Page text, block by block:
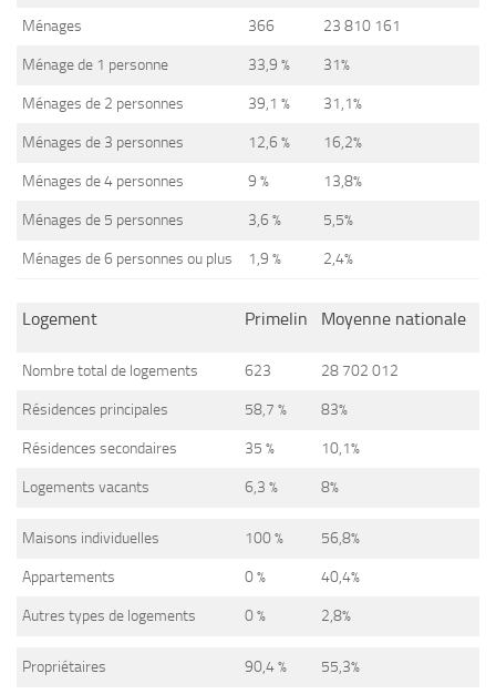
Ménages 366 23 810 161
Ménage de 1 personne 33,9 % 31%
Ménages de 2 personnes 39,1 % 31,1%
Ménages de 3 personnes 12,6 % 16,2%
Ménages de 4 personnes 9 % 13,8%
Ménages de 5 personnes 3,6 % 5,5%
Ménages de 6 personnes ou plus 1,9 % 2,4%
Logement Primelin Moyenne nationale
Nombre total de logements 623 28 702 012
Résidences principales 58,7 % 83%
Résidences secondaires 35 % 10,1%
Logements vacants 6,3 % 8%
Maisons individuelles 100 % 56,8%
Appartements 0 % 40,4%
Autres types de logements 0 % 2,8%
Propriétaires 90,4 % 55,3%